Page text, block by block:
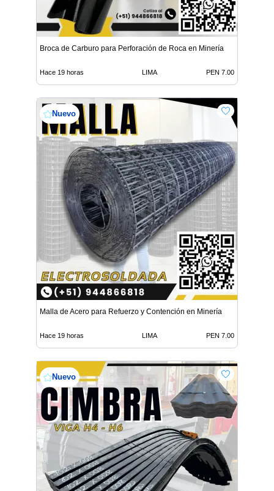
Broca de Carburo para Perforación de Roca en Minería
Hace 19 horas LIMA PEN 7.00
Nuevo
Malla de Acero para Refuerzo y Contención en Minería
Hace 19 horas LIMA PEN 7.00
Nuevo